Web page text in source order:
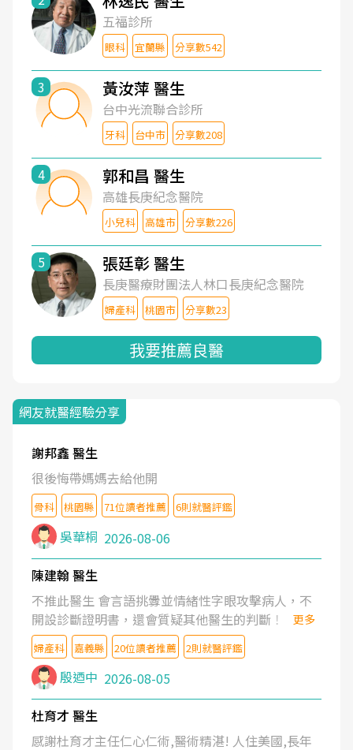
五福診所
眼科 宜蘭縣 分享數542
3 黃汝萍 醫生
台中光流聯合診所
牙科 台中市 分享數208
4 郭和昌 醫生
高雄長庚紀念醫院
小兒科 高雄市 分享數226
5 張廷彰 醫生
長庚醫療財團法人林口長庚紀念醫院
婦產科 桃園市 分享數23
我要推薦良醫
網友就醫經驗分享
謝邦鑫 醫生
很後悔帶媽媽去給他開
骨科 桃園縣 71位讀者推薦 6則就醫評鑑
吳華桐 2026-08-06
陳建翰 醫生
不推此醫生 會言語挑釁並情緒性字眼攻擊病人，不
開設診斷證明書，還會質疑其他醫生的判斷！
更多
婦產科 嘉義縣 20位讀者推薦 2則就醫評鑑
殷迺中 2026-08-05
杜育才 醫生
感謝杜育才主任仁心仁術,醫術精湛! 人住美國,長年